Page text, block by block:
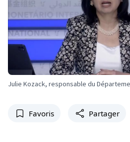
Julie Kozack, responsable du
Favoris Partager